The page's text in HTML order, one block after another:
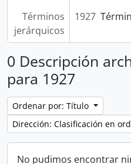
Términos
jerárquicos
1927
0 Descripción
para 1927
Ordenar por: Título
Dirección: Clasificación en
No pudimos encontrar